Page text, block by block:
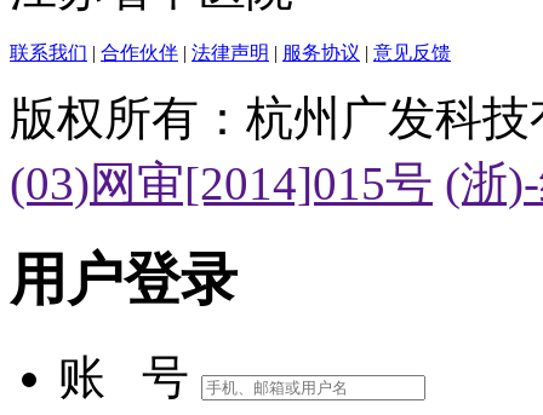
联系我们 | 合作伙伴 | 法律声明 | 服务协议 | 意见反馈
版权所有：杭州广发科
(03)网审[2014]015号 (浙
用户登录
账 号